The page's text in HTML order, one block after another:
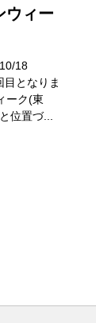
ウィー
18
となりま
ーク(東
位置づ...